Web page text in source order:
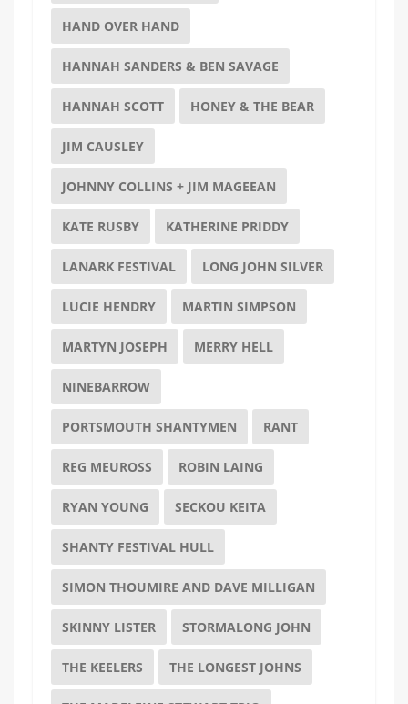
HAND OVER HAND
HANNAH SANDERS & BEN SAVAGE
HANNAH SCOTT HONEY & THE BEAR
JIM CAUSLEY
JOHNNY COLLINS + JIM MAGEEAN
KATE RUSBY KATHERINE PRIDDY
LANARK FESTIVAL LONG JOHN SILVER
LUCIE HENDRY MARTIN SIMPSON
MARTYN JOSEPH MERRY HELL
NINEBARROW
PORTSMOUTH SHANTYMEN RANT
REG MEUROSS ROBIN LAING
RYAN YOUNG SECKOU KEITA
SHANTY FESTIVAL HULL
SIMON THOUMIRE AND DAVE MILLIGAN
SKINNY LISTER STORMALONG JOHN
THE KEELERS THE LONGEST JOHNS